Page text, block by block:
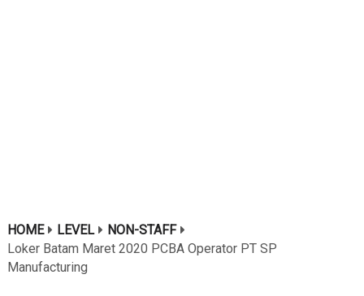
HOME LEVEL
NON-STAFF
Loker Batam Maret 2020 PCBA Operator PT SP
Manufacturing